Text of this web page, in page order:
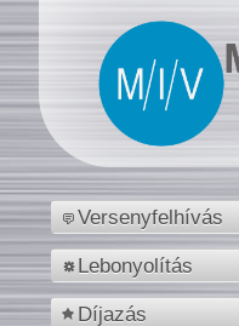
Versenyfelhívás
Lebonyolítás
Díjazás